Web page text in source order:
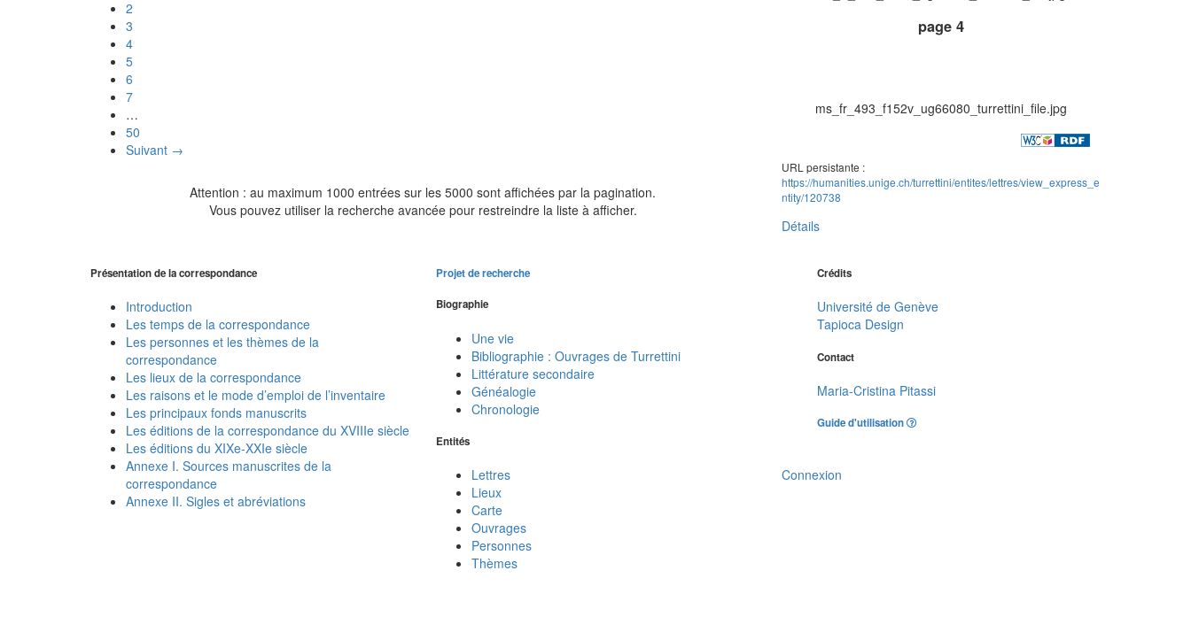
2
3
4
5
6
7
…
50
Suivant →
Attention : au maximum 1000 entrées sur les 5000 sont affichées par la pagination.
Vous pouvez utiliser la recherche avancée pour restreindre la liste à afficher.
page 4
ms_fr_493_f152v_ug66080_turrettini_file.jpg
URL persistante :
https://humanities.unige.ch/turrettini/entites/lettres/view_express_e
ntity/120738
Détails
Présentation de la correspondance
Introduction
Les temps de la correspondance
Les personnes et les thèmes de la
correspondance
Les lieux de la correspondance
Les raisons et le mode d’emploi de l’inventaire
Les principaux fonds manuscrits
Les éditions de la correspondance du XVIIIe siècle
Les éditions du XIXe-XXIe siècle
Annexe I. Sources manuscrites de la
correspondance
Annexe II. Sigles et abréviations
Projet de recherche
Biographie
Une vie
Bibliographie : Ouvrages de Turrettini
Littérature secondaire
Généalogie
Chronologie
Entités
Lettres
Lieux
Carte
Ouvrages
Personnes
Thèmes
Crédits
Université de Genève
Tapioca Design
Contact
Maria-Cristina Pitassi
Guide d'utilisation
Connexion